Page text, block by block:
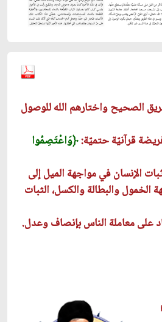
الصحيح واختارهم الله للوصول
﴿وَاعْتَصِمُوا
الإنسان في مواجهة الميل إلى
الخمول والبطالة والكسل، الثبات